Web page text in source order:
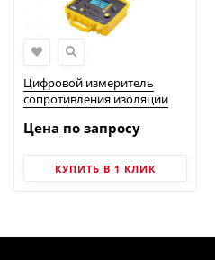
Цифровой измеритель
сопротивления изоляции
Цена по запросу
КУПИТЬ В 1 КЛИК